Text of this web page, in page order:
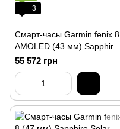
3
Смарт-часы Garmin fenix 8
AMOLED (43 мм) Sapphire
карбоново-серый DLC
титан черный/гравийно-
55 572 грн